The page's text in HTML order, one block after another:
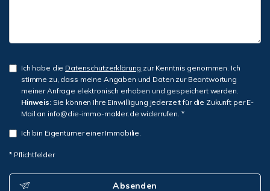
Ich habe die Datenschutzerklärung zur Kenntnis genommen. Ich
stimme zu, dass meine Angaben und Daten zur Beantwortung
meiner Anfrage elektronisch erhoben und gespeichert werden.
Hinweis: Sie können Ihre Einwilligung jederzeit für die Zukunft per E-
Mail an info@die-immo-makler.de widerrufen. *
Ich bin Eigentümer einer Immobilie.
* Pflichtfelder
Absenden